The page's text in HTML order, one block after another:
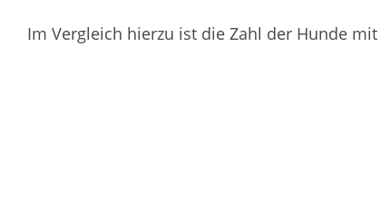
Im Vergleich hierzu ist die Zahl der Hunde